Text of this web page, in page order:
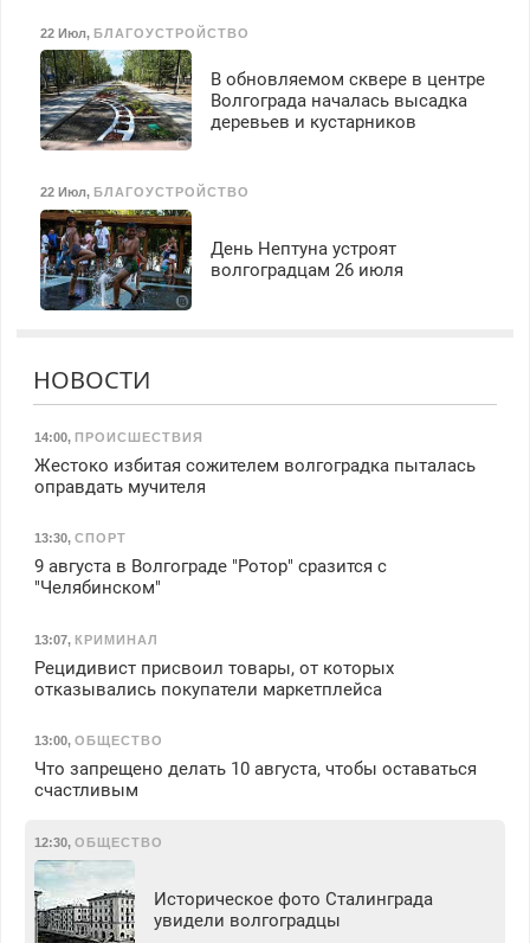
22 Июл, БЛАГОУСТРОЙСТВО
В обновляемом сквере в центре
Волгограда началась высадка
деревьев и кустарников
22 Июл, БЛАГОУСТРОЙСТВО
День Нептуна устроят
волгоградцам 26 июля
НОВОСТИ
14:00, ПРОИСШЕСТВИЯ
Жестоко избитая сожителем волгоградка пыталась
оправдать мучителя
13:30, СПОРТ
9 августа в Волгограде "Ротор" сразится с
"Челябинском"
13:07, КРИМИНАЛ
Рецидивист присвоил товары, от которых
отказывались покупатели маркетплейса
13:00, ОБЩЕСТВО
Что запрещено делать 10 августа, чтобы оставаться
счастливым
12:30, ОБЩЕСТВО
Историческое фото Сталинграда
увидели волгоградцы